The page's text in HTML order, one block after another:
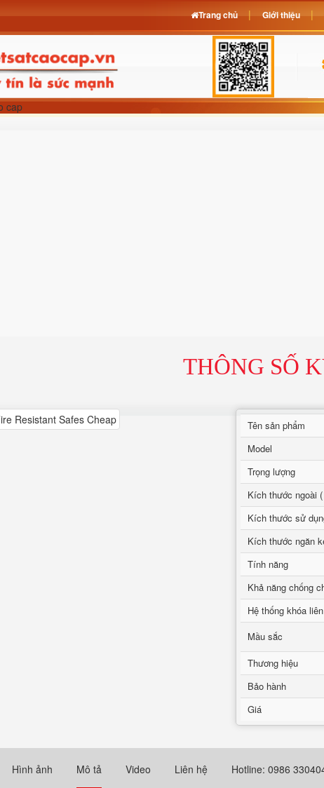
THÔNG SỐ
Tên sản phẩm
Model
Trọng lượng
Kích thước ngoài
Kích thước sử
Kích thước ngăn
Tính năng
Khả năng chống
Hệ thống khóa
Mầu sắc
Thương hiệu
Bảo hành
Giá
Hình ảnh Mô tả Video Liên hệ Hotline: 0986
Trang chủ Giới thiệu